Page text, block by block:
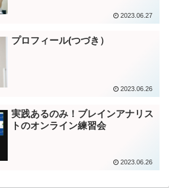
2023.06.27
プロフィール(つづき）
2023.06.26
実践あるのみ！ブレインアナリス
トのオンライン練習会
2023.06.26